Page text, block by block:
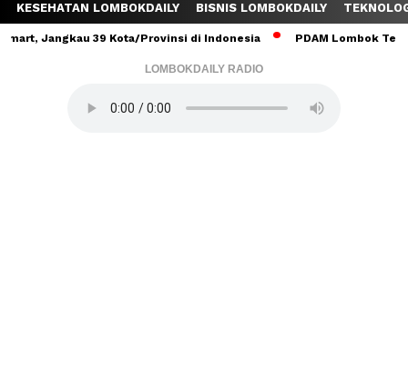
KESEHATAN LOMBOKDAILY BISNIS LOMBOKDAILY
39 Kota/Provinsi di Indonesia PDAM Lombok Tengah
LOMBOKDAILY RADIO